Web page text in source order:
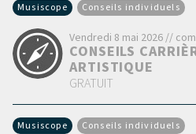
Musiscope Conseils individuels
Vendredi 8 mai 2026 //
CONSEILS
ARTISTIQUE
GRATUIT
Musiscope Conseils individuels